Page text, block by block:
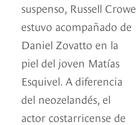
suspenso, Russell Crowe
estuvo acompañado de
Daniel Zovatto en la
piel del joven Matías
Esquivel. A diferencia
del neozelandés, el
actor costarricense de